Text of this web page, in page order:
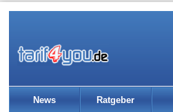
News Ratgeber